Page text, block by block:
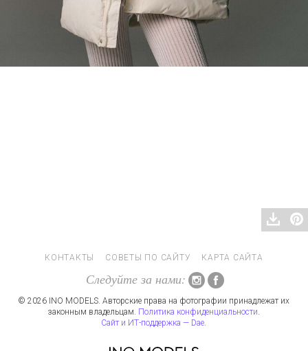
КОНТАКТЫ СОВЕТЫ ПО САЙТУ КАРТА САЙТА
Следуйте за нами:
© 2026 INO MODELS. Авторские права на фотографии принадлежат их
законным владельцам. Политика конфиденциальности.
Сайт и ИТ-поддержка — Dae.